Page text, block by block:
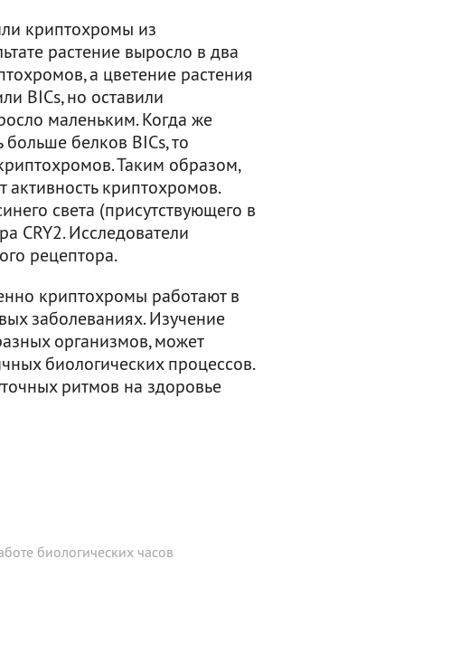
криптохромы из
растение выросло в два
а цветение растения
BICs, но оставили
маленьким. Когда же
белков BICs, то
Таким образом,
активность криптохромов.
света (присутствующего в
CRY2. Исследователи
рецептора.
криптохромы работают в
заболеваниях. Изучение
организмов, может
биологических процессов.
ритмов на здоровье
биологических часов